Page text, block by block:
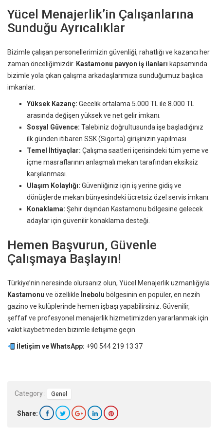
Yücel Menajerlik’in Çalışanlarına
Sunduğu Ayrıcalıklar
Bizimle çalışan personellerimizin güvenliği, rahatlığı ve kazancı her
zaman önceliğimizdir. Kastamonu pavyon iş ilanları kapsamında
bizimle yola çıkan çalışma arkadaşlarımıza sunduğumuz başlıca
imkanlar:
Yüksek Kazanç: Gecelik ortalama 5.000 TL ile 8.000 TL
arasında değişen yüksek ve net gelir imkanı.
Sosyal Güvence: Talebiniz doğrultusunda işe başladığınız
ilk günden itibaren SSK (Sigorta) girişinizin yapılması.
Temel İhtiyaçlar: Çalışma saatleri içerisindeki tüm yeme ve
içme masraflarının anlaşmalı mekan tarafından eksiksiz
karşılanması.
Ulaşım Kolaylığı: Güvenliğiniz için iş yerine gidiş ve
dönüşlerde mekan bünyesindeki ücretsiz özel servis imkanı.
Konaklama: Şehir dışından Kastamonu bölgesine gelecek
adaylar için güvenilir konaklama desteği.
Hemen Başvurun, Güvenle
Çalışmaya Başlayın!
Türkiye’nin neresinde olursanız olun, Yücel Menajerlik uzmanlığıyla
Kastamonu ve özellikle İnebolu bölgesinin en popüler, en nezih
gazino ve kulüplerinde hemen işbaşı yapabilirsiniz. Güvenilir,
şeffaf ve profesyonel menajerlik hizmetimizden yararlanmak için
vakit kaybetmeden bizimle iletişime geçin.
İletişim ve WhatsApp: +90 544 219 13 37
Category : Genel
Share: